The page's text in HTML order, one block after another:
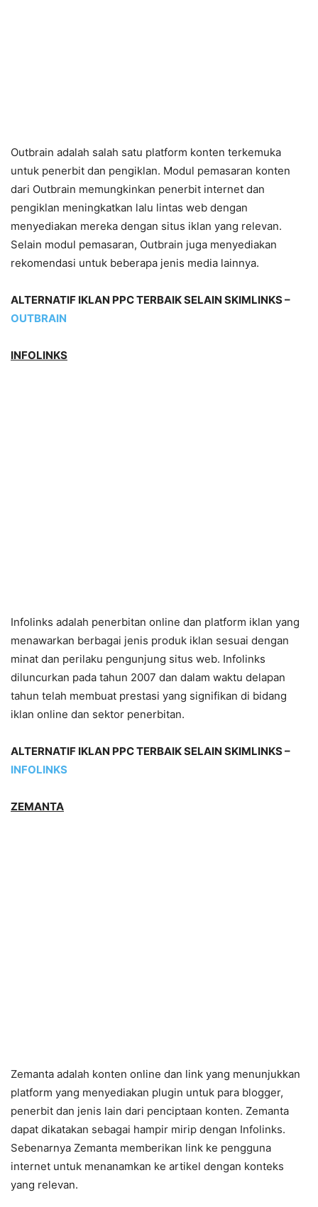
Outbrain adalah salah satu platform konten terkemuka
untuk penerbit dan pengiklan. Modul pemasaran konten
dari Outbrain memungkinkan penerbit internet dan
pengiklan meningkatkan lalu lintas web dengan
menyediakan mereka dengan situs iklan yang relevan.
Selain modul pemasaran, Outbrain juga menyediakan
rekomendasi untuk beberapa jenis media lainnya.
ALTERNATIF IKLAN PPC TERBAIK SELAIN SKIMLINKS –
OUTBRAIN
INFOLINKS
Infolinks adalah penerbitan online dan platform iklan yang
menawarkan berbagai jenis produk iklan sesuai dengan
minat dan perilaku pengunjung situs web. Infolinks
diluncurkan pada tahun 2007 dan dalam waktu delapan
tahun telah membuat prestasi yang signifikan di bidang
iklan online dan sektor penerbitan.
ALTERNATIF IKLAN PPC TERBAIK SELAIN SKIMLINKS –
INFOLINKS
ZEMANTA
Zemanta adalah konten online dan link yang menunjukkan
platform yang menyediakan plugin untuk para blogger,
penerbit dan jenis lain dari penciptaan konten. Zemanta
dapat dikatakan sebagai hampir mirip dengan Infolinks.
Sebenarnya Zemanta memberikan link ke pengguna
internet untuk menanamkan ke artikel dengan konteks
yang relevan.